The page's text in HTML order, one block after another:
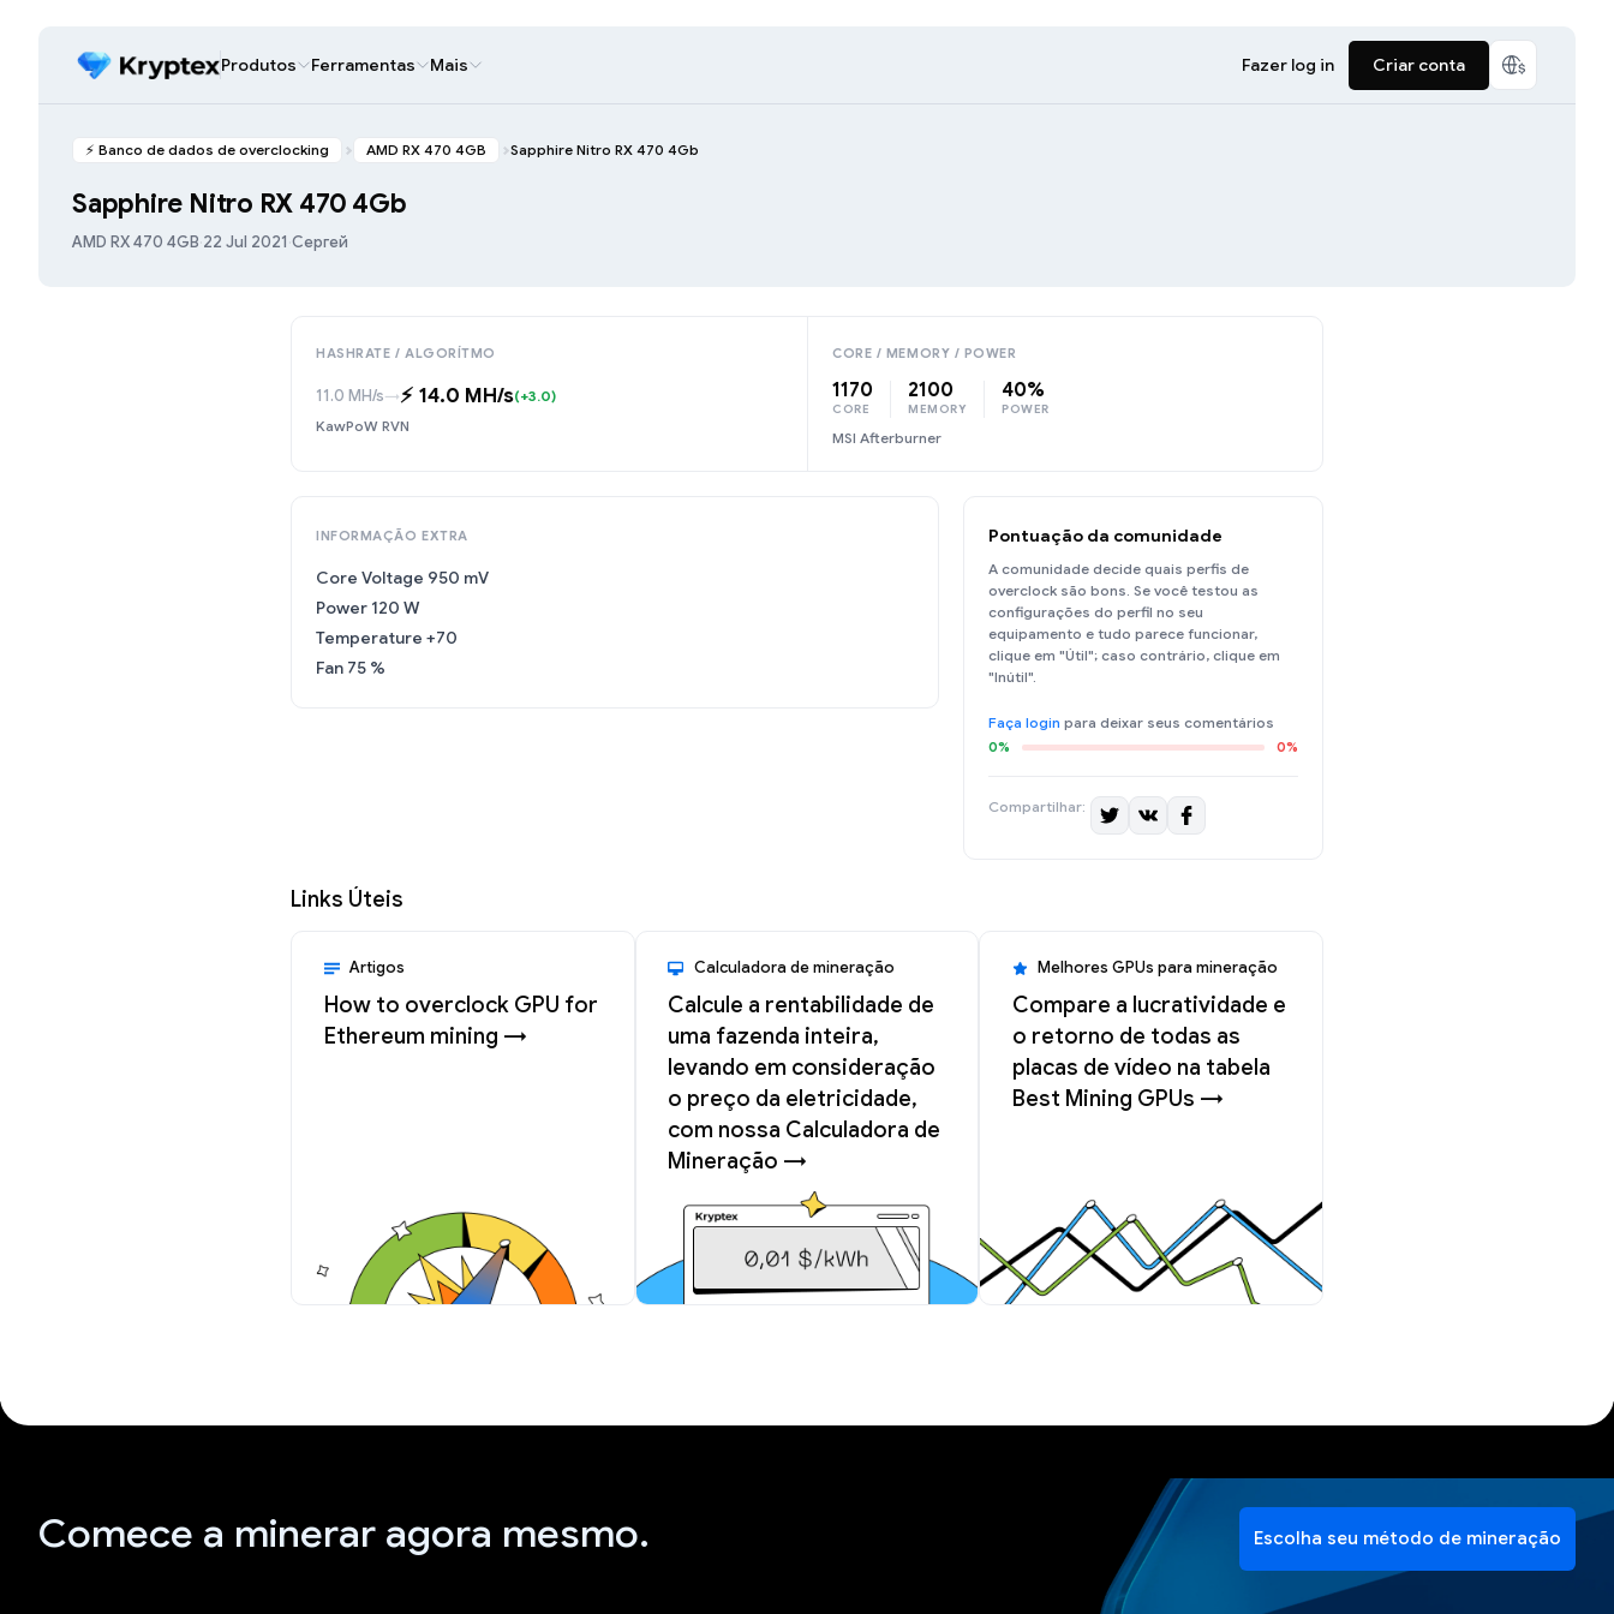
Produtos Ferramentas Mais Fazer log in Criar conta
⚡️ Banco de dados de overclocking AMD RX 470 4GB Sapphire Nitro RX 470 4Gb
Sapphire Nitro RX 470 4Gb
AMD RX 470 4GB·22 Jul 2021·Сергей
HASHRATE / ALGORÍTMO
11.0 MH/s→⚡️ 14.0 MH/s(+3.0)
KawPoW RVN
CORE / MEMORY / POWER
1170
CORE
2100
MEMORY
40%
POWER
MSI Afterburner
INFORMAÇÃO EXTRA
Core Voltage 950 mV
Power 120 W
Temperature +70
Fan 75 %
Pontuação da comunidade
A comunidade decide quais perfis de
overclock são bons. Se você testou as
configurações do perfil no seu
equipamento e tudo parece funcionar,
clique em "Útil"; caso contrário, clique em
"Inútil".
Faça login para deixar seus comentários
0% 0%
Compartilhar:
Links Úteis
Artigos
How to overclock GPU for
Ethereum mining →
Calculadora de mineração
Calcule a rentabilidade de
uma fazenda inteira,
levando em consideração
o preço da eletricidade,
com nossa Calculadora de
Mineração →
Melhores GPUs para mineração
Compare a lucratividade e
o retorno de todas as
placas de vídeo na tabela
Best Mining GPUs →
Comece a minerar agora mesmo. Escolha seu método de mineração